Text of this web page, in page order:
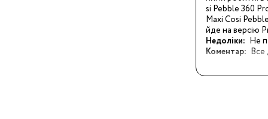
Машини для
Підігрівачі та
стерилізатори
Пароварки-блендери
si Pebble 360
Maxi Cosi
йде на версію
Недоліки: Не
Коментар: Все